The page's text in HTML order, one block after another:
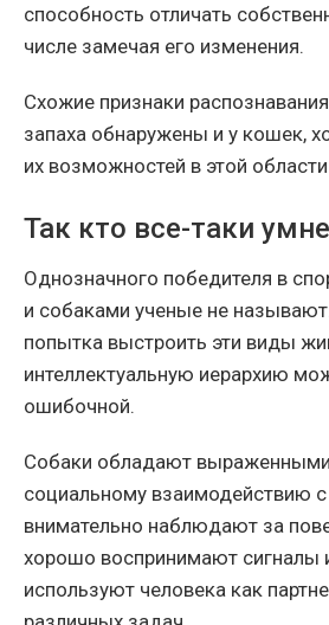
способность отличать
числе замечая его изменения.
Схожие признаки
запаха обнаружены и у кошек,
их возможностей в этой
Так кто все-таки
Однозначного победителя в
и собаками ученые не
попытка выстроить эти виды
интеллектуальную иерархию
ошибочной.
Собаки обладают
социальному взаимодействию
внимательно наблюдают за
хорошо воспринимают сигналы
используют человека как